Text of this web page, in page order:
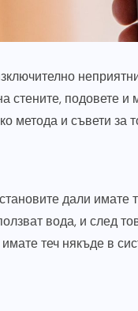
стените, подовете
метода и съвети за
дали имате
вода, и след
теч някъде в